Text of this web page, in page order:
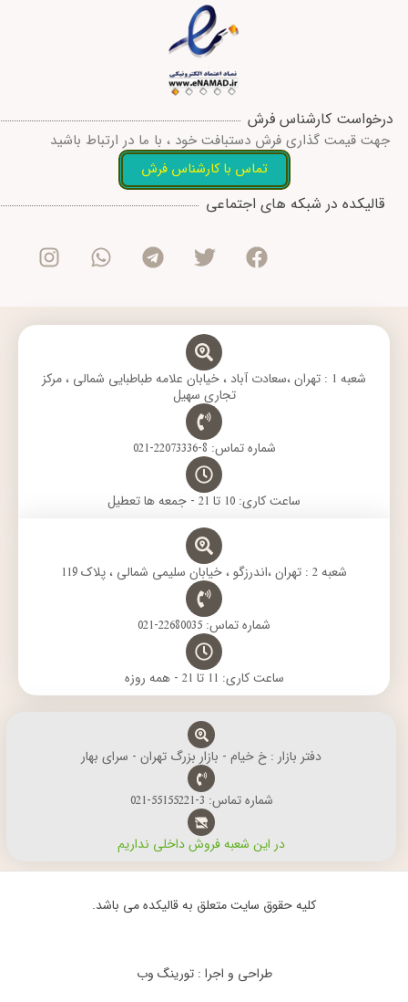
درخواست کارشناس فرش
جهت قیمت گذاری فرش دستبافت خود ، با ما در ارتباط باشید
تماس با کارشناس فرش
قالیکده در شبکه های اجتماعی
F
c
e
o
T
i
t
e
r
T
l
e
r
W
a
t
a
I
s
t
g
m
شعبه 1 : تهران ،سعادت آباد ، خیابان علامه طباطبایی شمالی ، مرکز
تجاری سهیل
شماره تماس: 8-22073336-021
ساعت کاری: 10 تا 21 - جمعه ها تعطیل
شعبه 2 : تهران ،اندرزگو ، خیابان سلیمی شمالی ، پلاک 119
شماره تماس: 22680035-021
ساعت کاری: 11 تا 21 - همه روزه
دفتر بازار : خ خیام - بازار بزرگ تهران - سرای بهار
شماره تماس: 3-55155221-021
در این شعبه فروش داخلی نداریم
کلیه حقوق سایت متعلق به قالیکده می باشد.
طراحی و اجرا : تورینگ وب